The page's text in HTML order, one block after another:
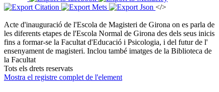
</>
Acte d'inauguració de l'Escola de Magisteri de Girona on es parla de
les diferents etapes de l'Escola Normal de Girona des dels seus inicis
fins a formar-se la Facultat d'Educació i Psicologia, i del futur de l'
ensenyament de magisteri. Inclou també imatges de la Biblioteca de
la Facultat ​
​Tots els drets reservats
Mostra el registre complet de l'element